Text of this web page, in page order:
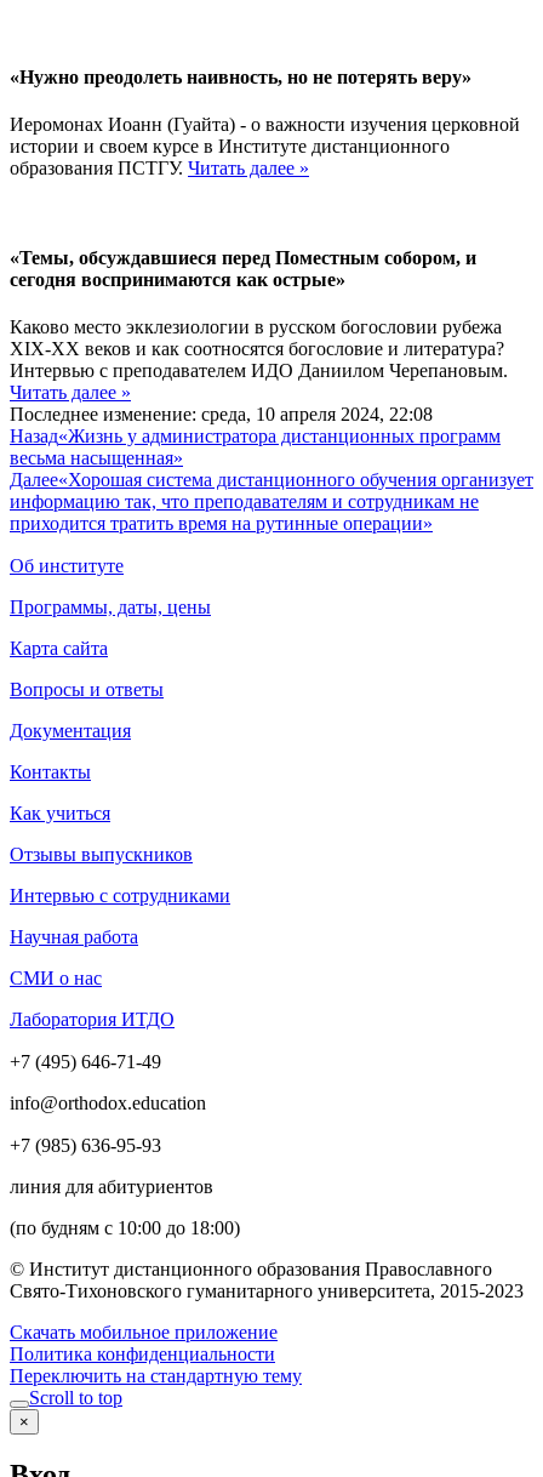
«Нужно преодолеть наивность, но не потерять веру»
Иеромонах Иоанн (Гуайта) - о важности изучения церковной
истории и своем курсе в Институте дистанционного
образования ПСТГУ. Читать далее »
«Темы, обсуждавшиеся перед Поместным собором, и
сегодня воспринимаются как острые»
Каково место экклезиологии в русском богословии рубежа
XIX-XX веков и как соотносятся богословие и литература?
Интервью с преподавателем ИДО Даниилом Черепановым.
Читать далее »
Последнее изменение: среда, 10 апреля 2024, 22:08
Назад«Жизнь у администратора дистанционных программ
весьма насыщенная»
Далее«Хорошая система дистанционного обучения организует
информацию так, что преподавателям и сотрудникам не
приходится тратить время на рутинные операции»
Об институте
Программы, даты, цены
Карта сайта
Вопросы и ответы
Документация
Контакты
Как учиться
Отзывы выпускников
Интервью с сотрудниками
Научная работа
СМИ о нас
Лаборатория ИТДО
+7 (495) 646-71-49
info@orthodox.education
+7 (985) 636-95-93
линия для абитуриентов
(по будням с 10:00 до 18:00)
© Институт дистанционного образования Православного
Свято-Тихоновского гуманитарного университета, 2015-2023
Скачать мобильное приложение
Политика конфиденциальности
Переключить на стандартную тему
Scroll to top
×